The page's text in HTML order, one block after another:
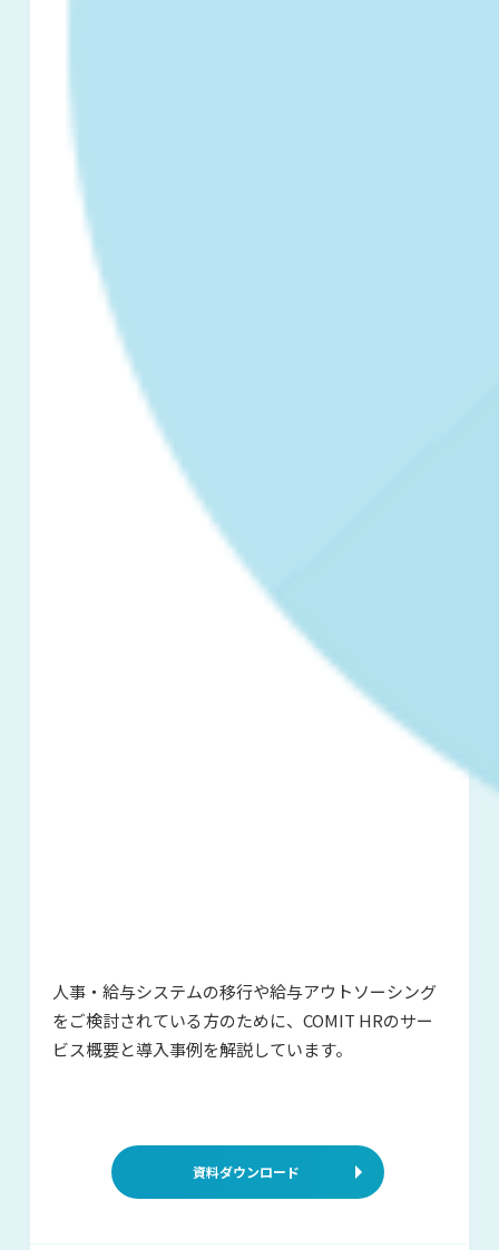
人事・給与システムの移行や給与アウ トソーシング
をご検討されている方のために、COMIT HRのサー
ビス概要と導入事例を解説しています。
資料ダウンロード